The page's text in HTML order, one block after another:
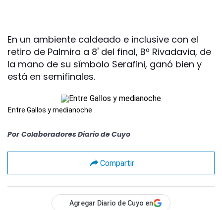
En un ambiente caldeado e inclusive con el
retiro de Palmira a 8' del final, Bº Rivadavia, de
la mano de su símbolo Serafini, ganó bien y
está en semifinales.
Entre Gallos y medianoche
Por Colaboradores Diario de Cuyo
Compartir
Agregar Diario de Cuyo en